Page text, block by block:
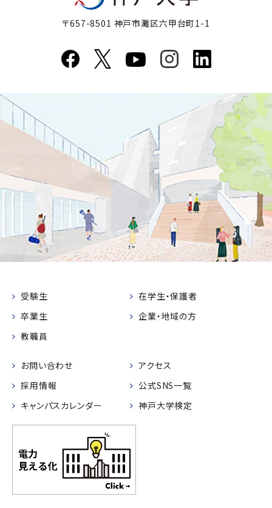
〒657-8501 神戸市灘区六甲台町1-1
受験生
在学生・保護者
卒業生
企業・地域の方
教職員
お問い合わせ
アクセス
採用情報
公式SNS一覧
キャンパスカレンダー
神戸大学検定